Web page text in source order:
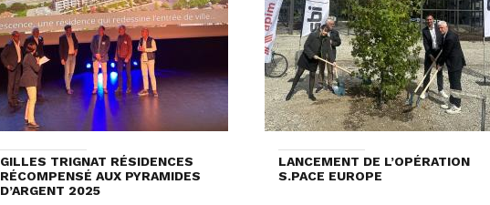
GILLES TRIGNAT RÉSIDENCES
RÉCOMPENSÉ AUX PYRAMIDES
D’ARGENT 2025
LANCEMENT DE L’OPÉRATION
S.PACE EUROPE